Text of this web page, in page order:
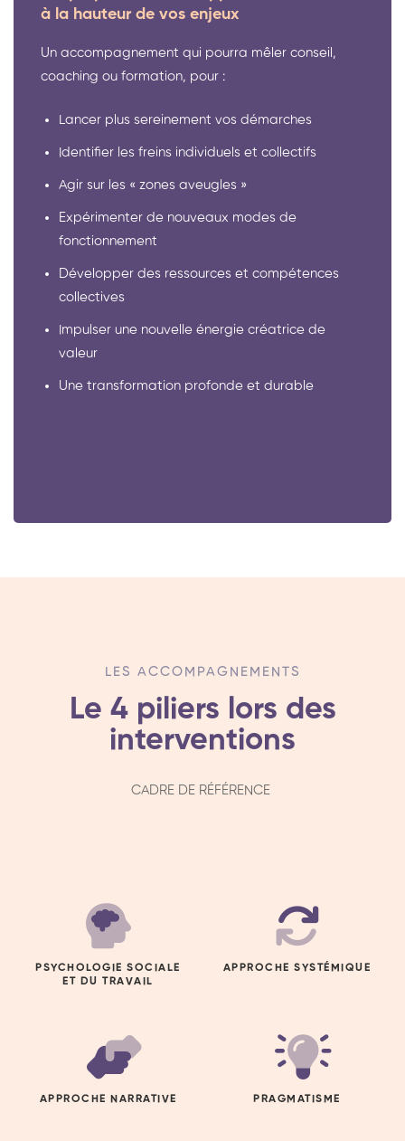
à la hauteur de vos enjeux
Un accompagnement qui pourra mêler conseil,
coaching ou formation, pour :
Lancer plus sereinement vos démarches
Identifier les freins individuels et collectifs
Agir sur les « zones aveugles »
Expérimenter de nouveaux modes de
fonctionnement
Développer des ressources et compétences
collectives
Impulser une nouvelle énergie créatrice de
valeur
Une transformation profonde et durable
LES ACCOMPAGNEMENTS
Le 4 piliers lors des
interventions
CADRE DE RÉFÉRENCE
PSYCHOLOGIE SOCIALE
ET DU TRAVAIL
APPROCHE SYSTÉMIQUE
APPROCHE NARRATIVE PRAGMATISME